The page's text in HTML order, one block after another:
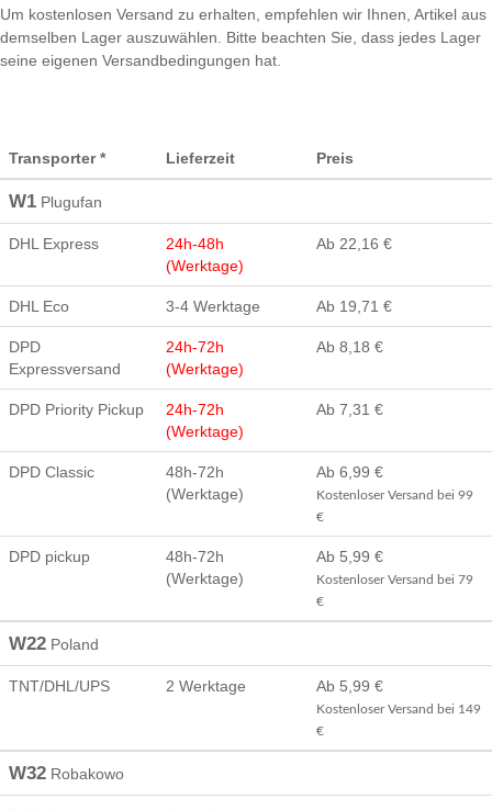
Um kostenlosen Versand zu erhalten, empfehlen wir Ihnen, Artikel aus
demselben Lager auszuwählen. Bitte beachten Sie, dass jedes Lager
seine eigenen Versandbedingungen hat.
Transporter * Lieferzeit Preis
W1 Plugufan
DHL Express
24h-48h
(Werktage)
Ab 22,16 €
DHL Eco 3-4 Werktage Ab 19,71 €
DPD
Expressversand
24h-72h
(Werktage)
Ab 8,18 €
DPD Priority Pickup
24h-72h
(Werktage)
Ab 7,31 €
DPD Classic
48h-72h
(Werktage)
Ab 6,99 €
Kostenloser Versand bei 99
€
DPD pickup
48h-72h
(Werktage)
Ab 5,99 €
Kostenloser Versand bei 79
€
W22 Poland
TNT/DHL/UPS 2 Werktage Ab 5,99 €
Kostenloser Versand bei 149
€
W32 Robakowo